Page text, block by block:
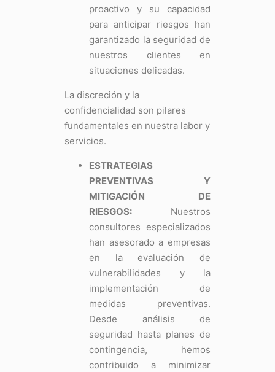
proactivo y su capacidad
para anticipar riesgos han
garantizado la seguridad de
nuestros clientes en
situaciones delicadas.
La discreción y la
confidencialidad son pilares
fundamentales en nuestra labor y
servicios.
ESTRATEGIAS
PREVENTIVAS Y
MITIGACIÓN DE
RIESGOS:Nuestros
consultores especializados
han asesorado a empresas
en la evaluación de
vulnerabilidades y la
implementación de
medidas preventivas.
Desde análisis de
seguridad hasta planes de
contingencia, hemos
contribuido a minimizar